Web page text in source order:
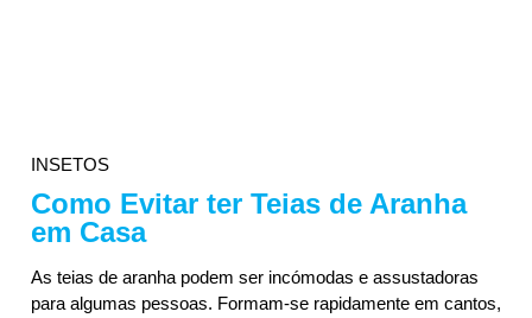
INSETOS
Como Evitar ter Teias de Aranha
em Casa
As teias de aranha podem ser incómodas e assustadoras
para algumas pessoas. Formam-se rapidamente em cantos,